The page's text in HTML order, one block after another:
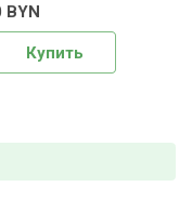
BYN
Купить